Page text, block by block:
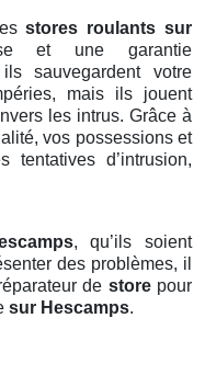
stores roulants sur
et une garantie
sauvegardent votre
mais ils jouent
les intrus. Grâce à
vos possessions et
tentatives d’intrusion,
, qu’ils soient
des problèmes, il
de storepour
sur Hescamps.